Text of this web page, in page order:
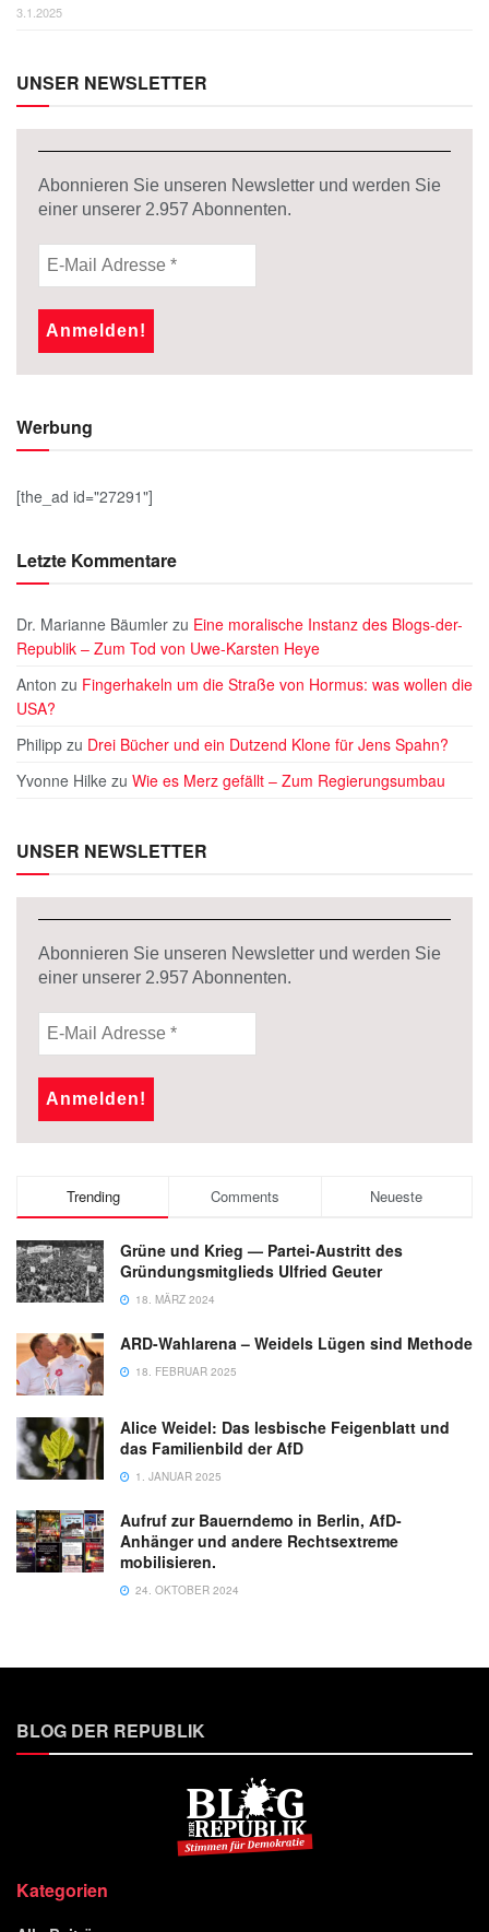
3.1.2025
UNSER NEWSLETTER
Abonnieren Sie unseren Newsletter und werden Sie
einer unserer 2.957 Abonnenten.
Werbung
[the_ad id="27291"]
Letzte Kommentare
Dr. Marianne Bäumler zu Eine moralische Instanz des Blogs-der-
Republik – Zum Tod von Uwe-Karsten Heye
Anton zu Fingerhakeln um die Straße von Hormus: was wollen die
USA?
Philipp zu Drei Bücher und ein Dutzend Klone für Jens Spahn?
Yvonne Hilke zu Wie es Merz gefällt – Zum Regierungsumbau
UNSER NEWSLETTER
Abonnieren Sie unseren Newsletter und werden Sie
einer unserer 2.957 Abonnenten.
Trending Comments Neueste
Grüne und Krieg — Partei-Austritt des
Gründungsmitglieds Ulfried Geuter
18. MÄRZ 2024
ARD-Wahlarena – Weidels Lügen sind Methode
18. FEBRUAR 2025
Alice Weidel: Das lesbische Feigenblatt und
das Familienbild der AfD
1. JANUAR 2025
Aufruf zur Bauerndemo in Berlin, AfD-
Anhänger und andere Rechtsextreme
mobilisieren.
24. OKTOBER 2024
BLOG DER REPUBLIK
Kategorien